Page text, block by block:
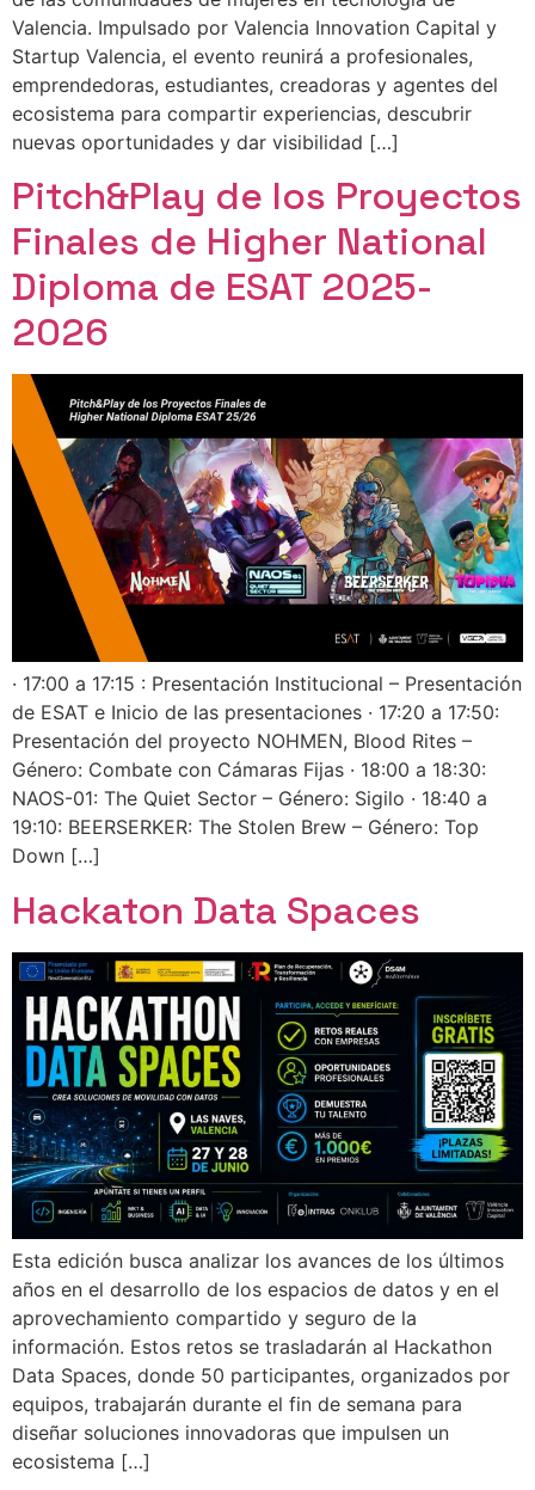
Valencia. ​Impulsado por Valencia Innovation Capital y
Startup Valencia, el evento reunirá a profesionales,
emprendedoras, estudiantes, creadoras y agentes del
ecosistema para compartir experiencias, descubrir
nuevas oportunidades y dar visibilidad […]
Pitch&Play de los Proyectos
Finales de Higher National
Diploma de ESAT 2025-
2026
· 17:00 a 17:15 : Presentación Institucional – Presentación
de ESAT e Inicio de las presentaciones · 17:20 a 17:50:
Presentación del proyecto NOHMEN, Blood Rites –
Género: Combate con Cámaras Fijas · 18:00 a 18:30:
NAOS-01: The Quiet Sector – Género: Sigilo · 18:40 a
19:10: BEERSERKER: The Stolen Brew – Género: Top
Down […]
Hackaton Data Spaces
Esta edición busca analizar los avances de los últimos
años en el desarrollo de los espacios de datos y en el
aprovechamiento compartido y seguro de la
información. Estos retos se trasladarán al Hackathon
Data Spaces, donde 50 participantes, organizados por
equipos, trabajarán durante el fin de semana para
diseñar soluciones innovadoras que impulsen un
ecosistema […]